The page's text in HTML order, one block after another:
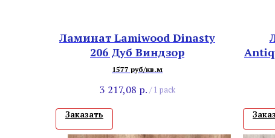
Ламинат Lamiwood Dinasty
206 Дуб Виндзор
1577 руб/кв.м
3 217,08 р. / 1 pack
Заказать